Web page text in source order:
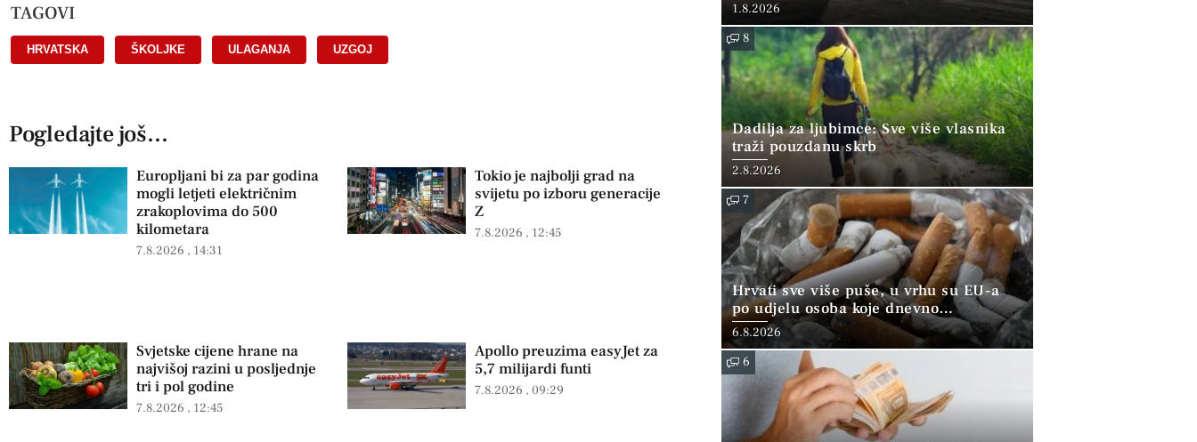
TAGOVI
HRVATSKA ŠKOLJKE ULAGANJA UZGOJ
Pogledajte još...
Europljani bi za par godina
mogli letjeti električnim
zrakoplovima do 500
kilometara
7.8.2026 14:31
Tokio je najbolji grad na
svijetu po izboru generacije
Z
7.8.2026 12:45
Svjetske cijene hrane na
najvišoj razini u posljednje
tri i pol godine
7.8.2026 12:45
Apollo preuzima easyJet za
5,7 milijardi funti
7.8.2026 09:29
1.8.2026
8
Dadilja za ljubimce: Sve više vlasnika
traži pouzdanu skrb
2.8.2026
7
Hrvati sve više puše, u vrhu su EU-a
po udjelu osoba koje dnevno
konzumiraju duhan
6.8.2026
6